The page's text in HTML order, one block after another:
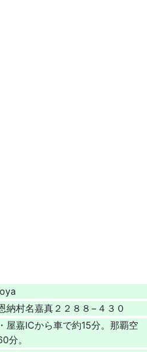
納村名嘉真２２８８−４３０
屋嘉ICから車で約15分。那覇空
分。